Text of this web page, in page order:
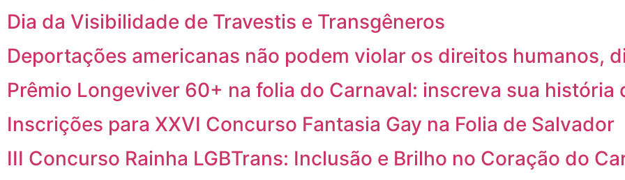
Dia da Visibilidade de Travestis e Transgêneros
Deportações americanas não podem violar os direitos humanos,
Prêmio Longeviver 60+ na folia do Carnaval: inscreva sua história
Inscrições para XXVI Concurso Fantasia Gay na Folia de Salvador
III Concurso Rainha LGBTrans: Inclusão e Brilho no Coração do